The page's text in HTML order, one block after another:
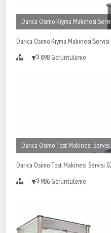
Darıca Osimo Kıyma Makinesi
Darıca Osimo Kıyma Makinesi
898 Görüntüleme
Darıca Osimo Tost Makinesi
Darıca Osimo Tost Makinesi Servisi
986 Görüntüleme